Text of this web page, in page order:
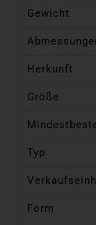
Gewicht
Herkunft
Größe
Typ
Form